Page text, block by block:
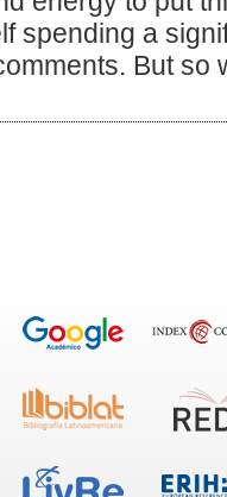
spending a
But so